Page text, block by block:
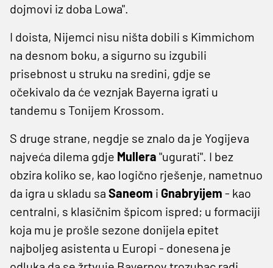
dojmovi iz doba Lowa".
I doista, Nijemci nisu ništa dobili s Kimmichom
na desnom boku, a sigurno su izgubili
prisebnost u struku na sredini, gdje se
očekivalo da će veznjak Bayerna igrati u
tandemu s Tonijem Krossom.
S druge strane, negdje se znalo da je Yogijeva
najveća dilema gdje Mullera "ugurati". I bez
obzira koliko se, kao logično rješenje, nametnuo
da igra u skladu sa Saneom i Gnabryijem - kao
centralni, s klasičnim špicom ispred; u formaciji
koja mu je prošle sezone donijela epitet
najboljeg asistenta u Europi - donesena je